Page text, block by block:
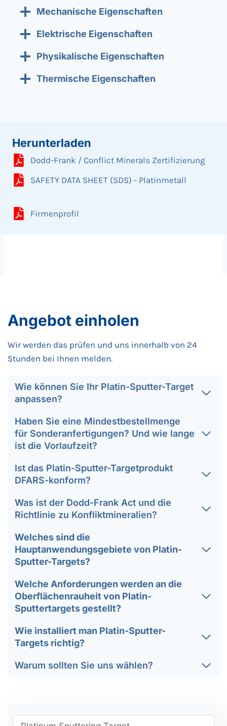
Mechanische Eigenschaften
Elektrische Eigenschaften
Physikalische Eigenschaften
Thermische Eigenschaften
Herunterladen
Dodd-Frank / Conflict Minerals Zertifizierung
SAFETY DATA SHEET (SDS) - Platinmetall
Firmenprofil
Angebot einholen
Wir werden das prüfen und uns innerhalb von 24
Stunden bei Ihnen melden.
Wie können Sie Ihr Platin-Sputter-Target
anpassen?
Haben Sie eine Mindestbestellmenge
für Sonderanfertigungen? Und wie lange
ist die Vorlaufzeit?
Ist das Platin-Sputter-Targetprodukt
DFARS-konform?
Was ist der Dodd-Frank Act und die
Richtlinie zu Konfliktmineralien?
Welches sind die
Hauptanwendungsgebiete von Platin-
Sputter-Targets?
Welche Anforderungen werden an die
Oberflächenrauheit von Platin-
Sputtertargets gestellt?
Wie installiert man Platin-Sputter-
Targets richtig?
Warum sollten Sie uns wählen?